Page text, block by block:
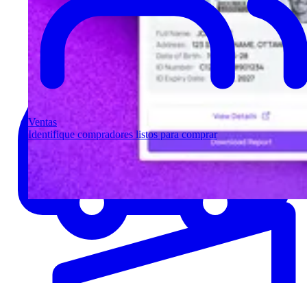
Ventas
Identifique compradores listos para comprar